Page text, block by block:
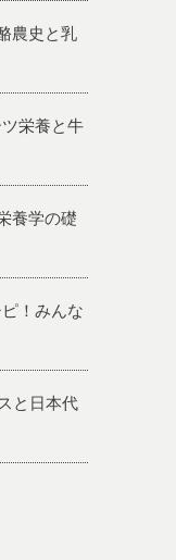
農史と乳
栄養と牛
養学の礎
！みんな
と日本代